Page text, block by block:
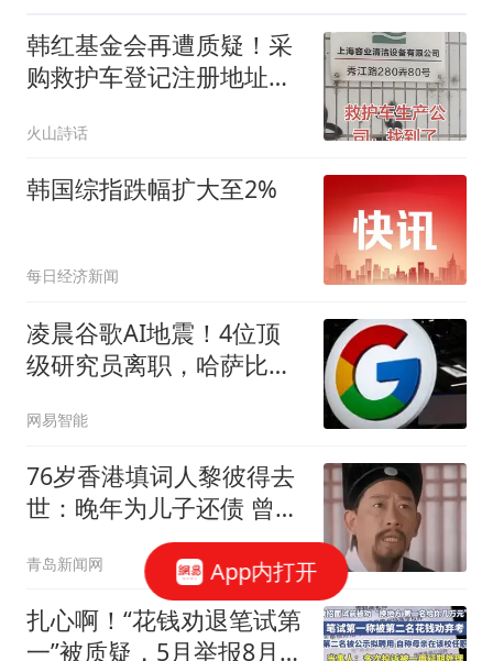
韩红基金会再遭质疑！采
购救护车登记注册地址，
司，现场工作人员表示从
未听说过该汽车企业
火山詩话
韩国综指跌幅扩大至2%
每日经济新闻
凌晨谷歌AI地震！4位顶
级研究员离职，哈萨比斯
呼“谷歌掉队”
网易智能
76岁香港填词人黎彼得去
世：晚年为儿子还债 曾想
青岛新闻网
扎心啊！“花钱劝退笔试第
一”被质疑，5月举报8月处
App内打开